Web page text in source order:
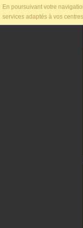
En poursuivant votre
services adaptés à vos